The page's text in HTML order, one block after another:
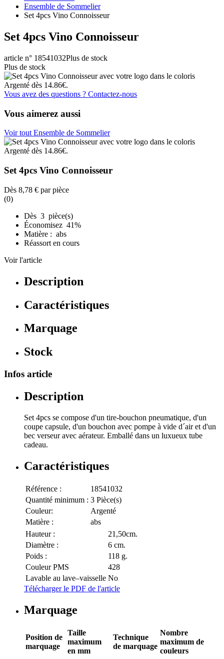
Ensemble de Sommelier
Set 4pcs Vino Connoisseur
Set 4pcs Vino Connoisseur
article n° 18541032Plus de stock
Plus de stock
Vous avez des questions ? Contactez-nous
Vous aimerez aussi
Voir tout Ensemble de Sommelier
Set 4pcs Vino Connoisseur
Dès 8,78 € par pièce
(0)
Dès 3 pièce(s)
Économisez 41%
Matière : abs
Réassort en cours
Voir l'article
Description
Caractéristiques
Marquage
Stock
Infos article
Description
Set 4pcs se compose d'un tire-bouchon pneumatique, d'un
coupe capsule, d'un bouchon avec pompe à vide d´air et d'un
bec verseur avec aérateur. Emballé dans un luxueux tube
cadeau.
Caractéristiques
Référence :
18541032
Quantité minimum : 3 Pièce(s)
Couleur:
Argenté
Matière :
abs
Hauteur :
21,50cm.
Diamètre :
6 cm.
Poids :
118 g.
Couleur PMS
428
Lavable au lave–vaisselle No
Télécharger le PDF de l'article
Marquage
Position de
marquage
Taille
maximum
en mm
Technique
de marquage
Nombre
maximum de
couleurs